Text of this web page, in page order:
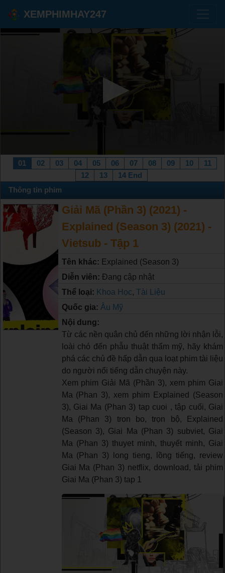
XEMPHIMHAY247
01 02 03 04 05 06 07 08 09 10
11
12
13
14 End
Thông tin phim
Giải Mã (Phần 3) (2021) -
Explained (Season 3) (2021) -
Vietsub - Tập 1
Tên khác: Explained (Season 3)
Diễn viên: Đang cập nhật
Thể loại: Khoa Học, Tài Liệu
Quốc gia: Âu Mỹ
Nội dung:
Từ các nền quân chủ đến những lời nhận lỗi,
loài chó đến phẫu thuật thẩm mỹ, hãy khám
phá các chủ đề hấp dẫn qua loạt phim tài liệu
do người nổi tiếng dẫn chuyện này.
Xem phim Giải Mã (Phần 3), xem phim Giai
Ma (Phan 3), xem phim Explained (Season
3), Giai Ma (Phan 3) tap cuoi , tập cuối, Giai
Ma (Phan 3) tron bo, trọn bộ, Explained
(Season 3), Giai Ma (Phan 3) subviet, Giai
Ma (Phan 3) thuyet minh, thuyết minh, Giai
Ma (Phan 3) long tieng, lồng tiếng, review
Giai Ma (Phan 3) netflix, download, tải phim
Giai Ma (Phan 3) tap 1